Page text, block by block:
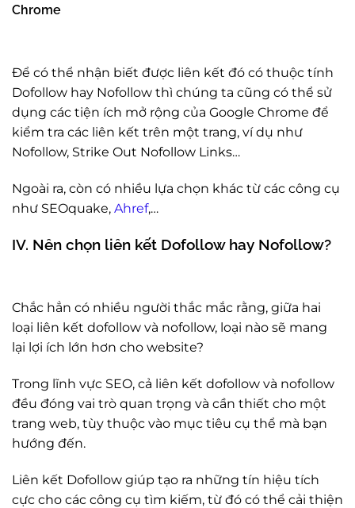
Chrome
Để có thể nhận biết được liên kết đó có thuộc tính
Dofollow hay Nofollow thì chúng ta cũng có thể sử
dụng các tiện ích mở rộng của Google Chrome để
kiểm tra các liên kết trên một trang, ví dụ như
Nofollow, Strike Out Nofollow Links…
Ngoài ra, còn có nhiều lựa chọn khác từ các công cụ
như SEOquake, Ahref,…
IV. Nên chọn liên kết Dofollow hay Nofollow?
Chắc hẳn có nhiều người thắc mắc rằng, giữa hai
loại liên kết dofollow và nofollow, loại nào sẽ mang
lại lợi ích lớn hơn cho website?
Trong lĩnh vực SEO, cả liên kết dofollow và nofollow
đều đóng vai trò quan trọng và cần thiết cho một
trang web, tùy thuộc vào mục tiêu cụ thể mà bạn
hướng đến.
Liên kết Dofollow giúp tạo ra những tín hiệu tích
cực cho các công cụ tìm kiếm, từ đó có thể cải thiện